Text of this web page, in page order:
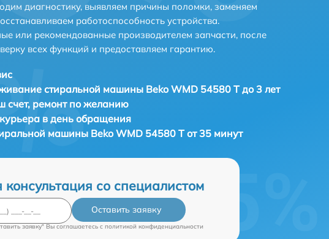
диагностику, выявляем причины поломки, заменяем
работоспособность устройства.
или рекомендованные производителем запчасти, после
всех функций и предоставляем гарантию.
стиральной машины Beko WMD 54580 T до 3 лет
счет, ремонт по желанию
в день обращения
машины Beko WMD 54580 T от 35 минут
консультация со специалистом
Оставить заявку
заявку" Вы соглашаетесь c политикой конфиденциальности